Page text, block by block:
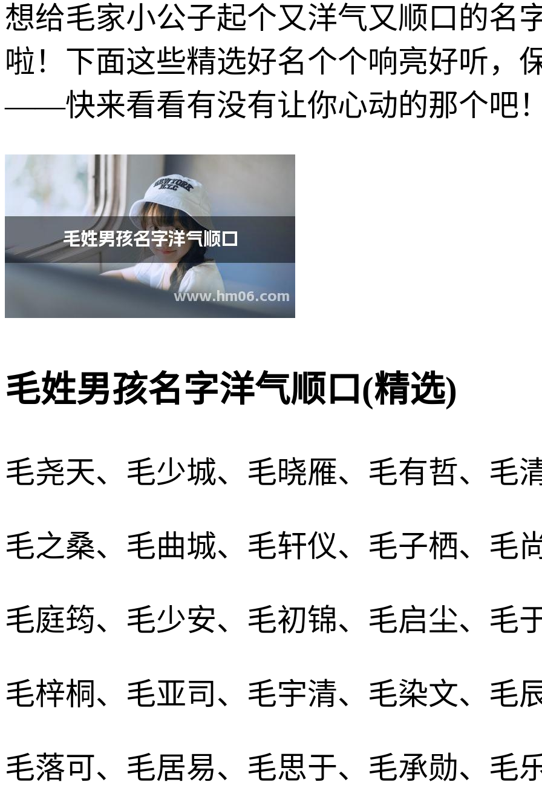
想给毛家小公子起个又洋气又顺口的名
啦！下面这些精选好名个个响亮好听，
——快来看看有没有让你心动的那个吧！
毛姓男孩名字洋气顺口(精选)
毛尧天、毛少城、毛晓雁、毛有哲、毛
毛之桑、毛曲城、毛轩仪、毛子栖、毛
毛庭筠、毛少安、毛初锦、毛启尘、毛
毛梓桐、毛亚司、毛宇清、毛染文、毛
毛落可、毛居易、毛思于、毛承勋、毛